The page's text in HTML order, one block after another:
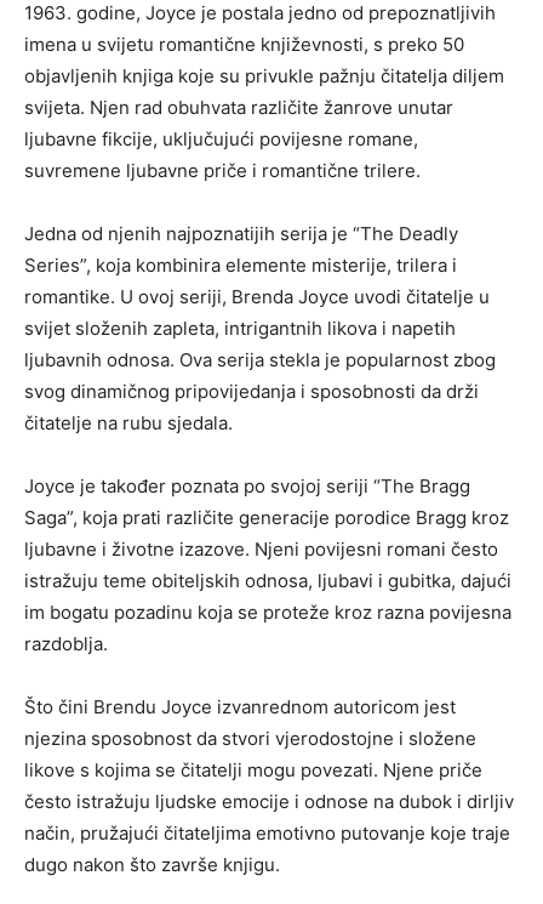
1963. godine, Joyce je postala jedno od prepoznatljivih
imena u svijetu romantične književnosti, s preko 50
objavljenih knjiga koje su privukle pažnju čitatelja diljem
svijeta. Njen rad obuhvata različite žanrove unutar
ljubavne fikcije, uključujući povijesne romane,
suvremene ljubavne priče i romantične trilere.
Jedna od njenih najpoznatijih serija je “The Deadly
Series”, koja kombinira elemente misterije, trilera i
romantike. U ovoj seriji, Brenda Joyce uvodi čitatelje u
svijet složenih zapleta, intrigantnih likova i napetih
ljubavnih odnosa. Ova serija stekla je popularnost zbog
svog dinamičnog pripovijedanja i sposobnosti da drži
čitatelje na rubu sjedala.
Joyce je također poznata po svojoj seriji “The Bragg
Saga”, koja prati različite generacije porodice Bragg kroz
ljubavne i životne izazove. Njeni povijesni romani često
istražuju teme obiteljskih odnosa, ljubavi i gubitka, dajući
im bogatu pozadinu koja se proteže kroz razna povijesna
razdoblja.
Što čini Brendu Joyce izvanrednom autoricom jest
njezina sposobnost da stvori vjerodostojne i složene
likove s kojima se čitatelji mogu povezati. Njene priče
često istražuju ljudske emocije i odnose na dubok i dirljiv
način, pružajući čitateljima emotivno putovanje koje traje
dugo nakon što završe knjigu.